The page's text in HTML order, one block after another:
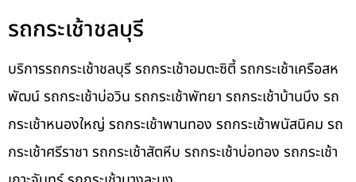
รถกระเช้าชลบุรี
บริการรถกระเช้าชลบุรี รถกระเช้าอมตะซิตี้ รถกระเช้าเครือสห
พัฒน์ รถกระเช้าบ่อวิน รถกระเช้าพัทยา รถกระเช้าบ้านบึง รถ
กระเช้าหนองใหญ่ รถกระเช้าพานทอง รถกระเช้าพนัสนิคม รถ
กระเช้าศรีราชา รถกระเช้าสัตหีบ รถกระเช้าบ่อทอง รถกระเช้า